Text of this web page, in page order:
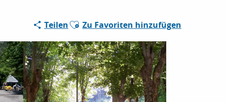
TeilenAjouter aux favoris
Zu Favoriten hinzufügen